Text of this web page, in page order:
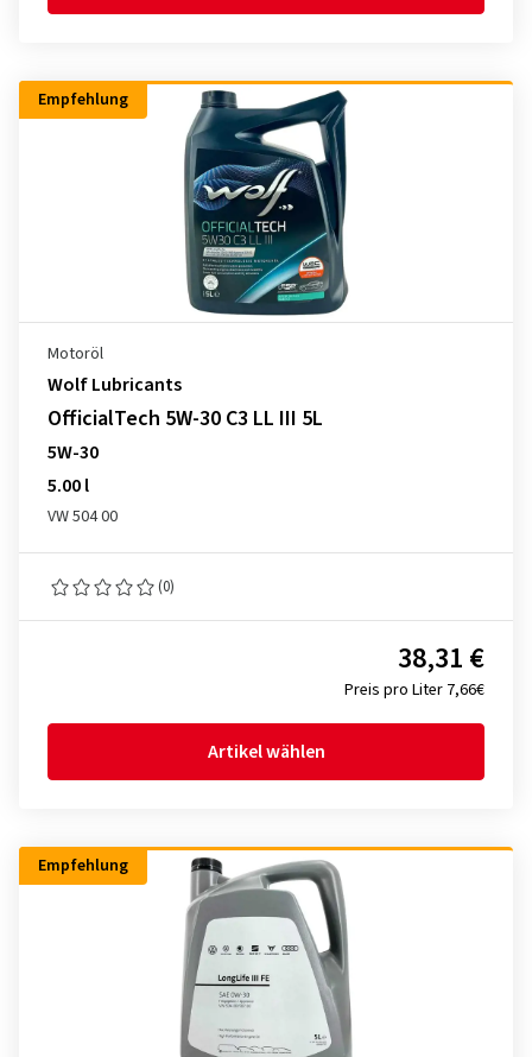
Empfehlung
Motoröl
Wolf Lubricants
OfficialTech 5W-30 C3 LL III 5L
5W-30
5.00 l
VW 504 00
(0)
Preis pro Liter 7,66€
38,31 €
Artikel wählen
Empfehlung